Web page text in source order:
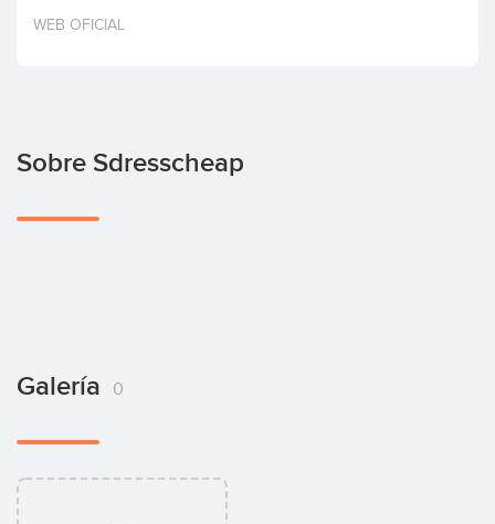
Invertir
WEB OFICIAL
Sobre Sdresscheap
Galería 0